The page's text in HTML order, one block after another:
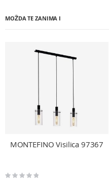
MOŽDA TE ZANIMA I
MONTEFINO Visilica 97367
Rating: